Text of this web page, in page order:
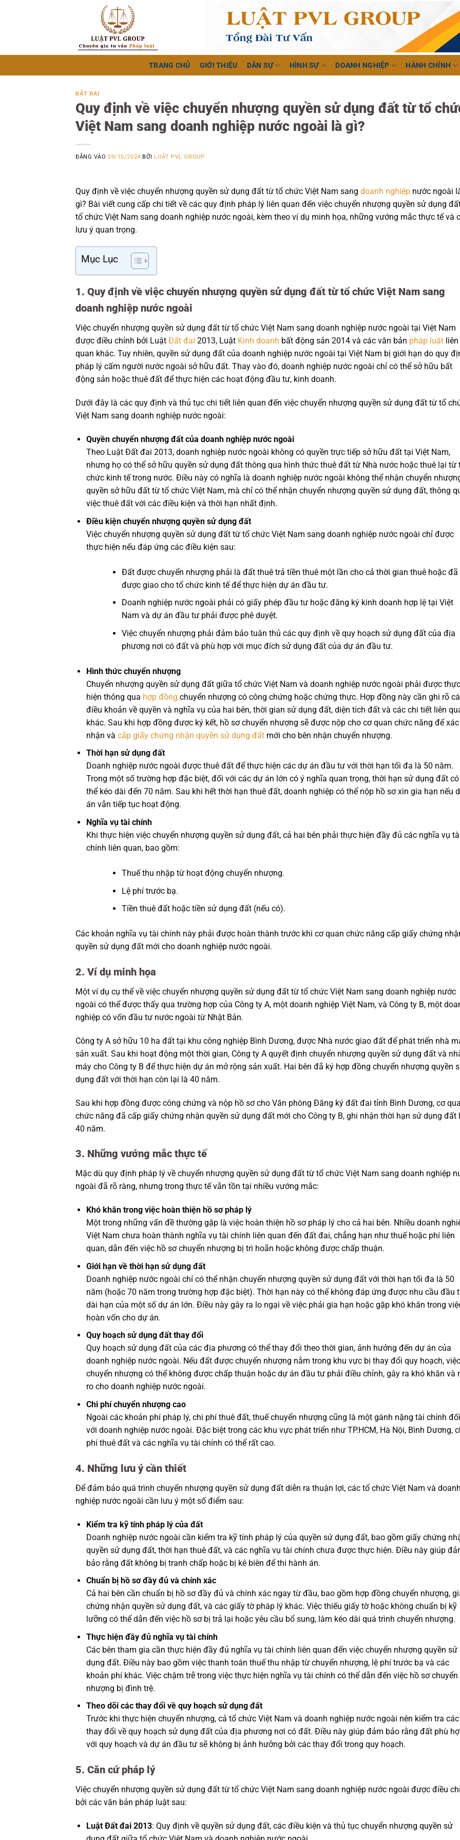
TRANG CHỦ GIỚI THIỆU DÂN SỰ HÌNH SỰ DOANH NGHIỆP HÀNH CHÍNH
ĐẤT ĐAI
Quy định về việc chuyển nhượng quyền sử dụng đất từ tổ
Việt Nam sang doanh nghiệp nước ngoài là gì?
ĐĂNG VÀO09/10/2024 BỞI LUẬT PVL GROUP
Quy định về việc chuyển nhượng quyền sử dụng đất từ tổ chức Việt Nam sang doanh nghiệp nước ngoài
gì? Bài viết cung cấp chi tiết về các quy định pháp lý liên quan đến việc chuyển nhượng quyền sử dụng
tổ chức Việt Nam sang doanh nghiệp nước ngoài, kèm theo ví dụ minh họa, những vướng mắc thực tế và
lưu ý quan trọng.
Mục Lục
1. Quy định về việc chuyển nhượng quyền sử dụng đất từ tổ chức Việt Nam sang
doanh nghiệp nước ngoài
Việc chuyển nhượng quyền sử dụng đất từ tổ chức Việt Nam sang doanh nghiệp nước ngoài tại Việt Nam
được điều chỉnh bởi Luật Đất đai 2013, Luật Kinh doanh bất động sản 2014 và các văn bản pháp luật liên
quan khác. Tuy nhiên, quyền sử dụng đất của doanh nghiệp nước ngoài tại Việt Nam bị giới hạn do quy
pháp lý cấm người nước ngoài sở hữu đất. Thay vào đó, doanh nghiệp nước ngoài chỉ có thể sở hữu bất
động sản hoặc thuê đất để thực hiện các hoạt động đầu tư, kinh doanh.
Dưới đây là các quy định và thủ tục chi tiết liên quan đến việc chuyển nhượng quyền sử dụng đất từ tổ
Việt Nam sang doanh nghiệp nước ngoài:
Quyền chuyển nhượng đất của doanh nghiệp nước ngoài
Theo Luật Đất đai 2013, doanh nghiệp nước ngoài không có quyền trực tiếp sở hữu đất tại Việt Nam,
nhưng họ có thể sở hữu quyền sử dụng đất thông qua hình thức thuê đất từ Nhà nước hoặc thuê lại từ
chức kinh tế trong nước. Điều này có nghĩa là doanh nghiệp nước ngoài không thể nhận chuyển
quyền sở hữu đất từ tổ chức Việt Nam, mà chỉ có thể nhận chuyển nhượng quyền sử dụng đất, thông
việc thuê đất với các điều kiện và thời hạn nhất định.
Điều kiện chuyển nhượng quyền sử dụng đất
Việc chuyển nhượng quyền sử dụng đất từ tổ chức Việt Nam sang doanh nghiệp nước ngoài chỉ được
thực hiện nếu đáp ứng các điều kiện sau:
Đất được chuyển nhượng phải là đất thuê trả tiền thuê một lần cho cả thời gian thuê hoặc đã
được giao cho tổ chức kinh tế để thực hiện dự án đầu tư.
Doanh nghiệp nước ngoài phải có giấy phép đầu tư hoặc đăng ký kinh doanh hợp lệ tại Việt
Nam và dự án đầu tư phải được phê duyệt.
Việc chuyển nhượng phải đảm bảo tuân thủ các quy định về quy hoạch sử dụng đất của địa
phương nơi có đất và phù hợp với mục đích sử dụng đất của dự án đầu tư.
Hình thức chuyển nhượng
Chuyển nhượng quyền sử dụng đất giữa tổ chức Việt Nam và doanh nghiệp nước ngoài phải được thực
hiện thông qua hợp đồng chuyển nhượng có công chứng hoặc chứng thực. Hợp đồng này cần ghi rõ
điều khoản về quyền và nghĩa vụ của hai bên, thời gian sử dụng đất, diện tích đất và các chi tiết liên
khác. Sau khi hợp đồng được ký kết, hồ sơ chuyển nhượng sẽ được nộp cho cơ quan chức năng để xác
nhận và cấp giấy chứng nhận quyền sử dụng đấtmới cho bên nhận chuyển nhượng.
Thời hạn sử dụng đất
Doanh nghiệp nước ngoài được thuê đất để thực hiện các dự án đầu tư với thời hạn tối đa là 50 năm.
Trong một số trường hợp đặc biệt, đối với các dự án lớn có ý nghĩa quan trọng, thời hạn sử dụng đất có
thể kéo dài đến 70 năm. Sau khi hết thời hạn thuê đất, doanh nghiệp có thể nộp hồ sơ xin gia hạn nếu
án vẫn tiếp tục hoạt động.
Nghĩa vụ tài chính
Khi thực hiện việc chuyển nhượng quyền sử dụng đất, cả hai bên phải thực hiện đầy đủ các nghĩa vụ
chính liên quan, bao gồm:
Thuế thu nhập từ hoạt động chuyển nhượng.
Lệ phí trước bạ.
Tiền thuê đất hoặc tiền sử dụng đất (nếu có).
Các khoản nghĩa vụ tài chính này phải được hoàn thành trước khi cơ quan chức năng cấp giấy chứng
quyền sử dụng đất mới cho doanh nghiệp nước ngoài.
2. Ví dụ minh họa
Một ví dụ cụ thể về việc chuyển nhượng quyền sử dụng đất từ tổ chức Việt Nam sang doanh nghiệp nước
ngoài có thể được thấy qua trường hợp của Công ty A, một doanh nghiệp Việt Nam, và Công ty B, một
nghiệp có vốn đầu tư nước ngoài từ Nhật Bản.
Công ty A sở hữu 10 ha đất tại khu công nghiệp Bình Dương, được Nhà nước giao đất để phát triển nhà
sản xuất. Sau khi hoạt động một thời gian, Công ty A quyết định chuyển nhượng quyền sử dụng đất và
máy cho Công ty B để thực hiện dự án mở rộng sản xuất. Hai bên đã ký hợp đồng chuyển nhượng quyền
dụng đất với thời hạn còn lại là 40 năm.
Sau khi hợp đồng được công chứng và nộp hồ sơ cho Văn phòng Đăng ký đất đai tỉnh Bình Dương, cơ
chức năng đã cấp giấy chứng nhận quyền sử dụng đất mới cho Công ty B, ghi nhận thời hạn sử dụng đất
40 năm.
3. Những vướng mắc thực tế
Mặc dù quy định pháp lý về chuyển nhượng quyền sử dụng đất từ tổ chức Việt Nam sang doanh nghiệp
ngoài đã rõ ràng, nhưng trong thực tế vẫn tồn tại nhiều vướng mắc:
Khó khăn trong việc hoàn thiện hồ sơ pháp lý
Một trong những vấn đề thường gặp là việc hoàn thiện hồ sơ pháp lý cho cả hai bên. Nhiều doanh
Việt Nam chưa hoàn thành nghĩa vụ tài chính liên quan đến đất đai, chẳng hạn như thuế hoặc phí liên
quan, dẫn đến việc hồ sơ chuyển nhượng bị trì hoãn hoặc không được chấp thuận.
Giới hạn về thời hạn sử dụng đất
Doanh nghiệp nước ngoài chỉ có thể nhận chuyển nhượng quyền sử dụng đất với thời hạn tối đa là 50
năm (hoặc 70 năm trong trường hợp đặc biệt). Thời hạn này có thể không đáp ứng được nhu cầu đầu
dài hạn của một số dự án lớn. Điều này gây ra lo ngại về việc phải gia hạn hoặc gặp khó khăn trong
hoàn vốn cho dự án.
Quy hoạch sử dụng đất thay đổi
Quy hoạch sử dụng đất của các địa phương có thể thay đổi theo thời gian, ảnh hưởng đến dự án của
doanh nghiệp nước ngoài. Nếu đất được chuyển nhượng nằm trong khu vực bị thay đổi quy hoạch, việc
chuyển nhượng có thể không được chấp thuận hoặc dự án đầu tư phải điều chỉnh, gây ra khó khăn và
ro cho doanh nghiệp nước ngoài.
Chi phí chuyển nhượng cao
Ngoài các khoản phí pháp lý, chi phí thuê đất, thuế chuyển nhượng cũng là một gánh nặng tài chính đối
với doanh nghiệp nước ngoài. Đặc biệt trong các khu vực phát triển như TP.HCM, Hà Nội, Bình Dương,
phí thuê đất và các nghĩa vụ tài chính có thể rất cao.
4. Những lưu ý cần thiết
Để đảm bảo quá trình chuyển nhượng quyền sử dụng đất diễn ra thuận lợi, các tổ chức Việt Nam và doanh
nghiệp nước ngoài cần lưu ý một số điểm sau:
Kiểm tra kỹ tính pháp lý của đất
Doanh nghiệp nước ngoài cần kiểm tra kỹ tính pháp lý của quyền sử dụng đất, bao gồm giấy chứng
quyền sử dụng đất, thời hạn thuê đất, và các nghĩa vụ tài chính chưa được thực hiện. Điều này giúp
bảo rằng đất không bị tranh chấp hoặc bị kê biên để thi hành án.
Chuẩn bị hồ sơ đầy đủ và chính xác
Cả hai bên cần chuẩn bị hồ sơ đầy đủ và chính xác ngay từ đầu, bao gồm hợp đồng chuyển nhượng,
chứng nhận quyền sử dụng đất, và các giấy tờ pháp lý khác. Việc thiếu giấy tờ hoặc không chuẩn bị kỹ
lưỡng có thể dẫn đến việc hồ sơ bị trả lại hoặc yêu cầu bổ sung, làm kéo dài quá trình chuyển nhượng.
Thực hiện đầy đủ nghĩa vụ tài chính
Các bên tham gia cần thực hiện đầy đủ nghĩa vụ tài chính liên quan đến việc chuyển nhượng quyền sử
dụng đất. Điều này bao gồm việc thanh toán thuế thu nhập từ chuyển nhượng, lệ phí trước bạ và các
khoản phí khác. Việc chậm trễ trong việc thực hiện nghĩa vụ tài chính có thể dẫn đến việc hồ sơ chuyển
nhượng bị đình trệ.
Theo dõi các thay đổi về quy hoạch sử dụng đất
Trước khi thực hiện chuyển nhượng, cả tổ chức Việt Nam và doanh nghiệp nước ngoài nên kiểm tra các
thay đổi về quy hoạch sử dụng đất của địa phương nơi có đất. Điều này giúp đảm bảo rằng đất phù
với quy hoạch và dự án đầu tư sẽ không bị ảnh hưởng bởi các thay đổi trong quy hoạch.
5. Căn cứ pháp lý
Việc chuyển nhượng quyền sử dụng đất từ tổ chức Việt Nam sang doanh nghiệp nước ngoài được điều
bởi các văn bản pháp luật sau:
Luật Đất đai 2013: Quy định về quyền sử dụng đất, các điều kiện và thủ tục chuyển nhượng quyền sử